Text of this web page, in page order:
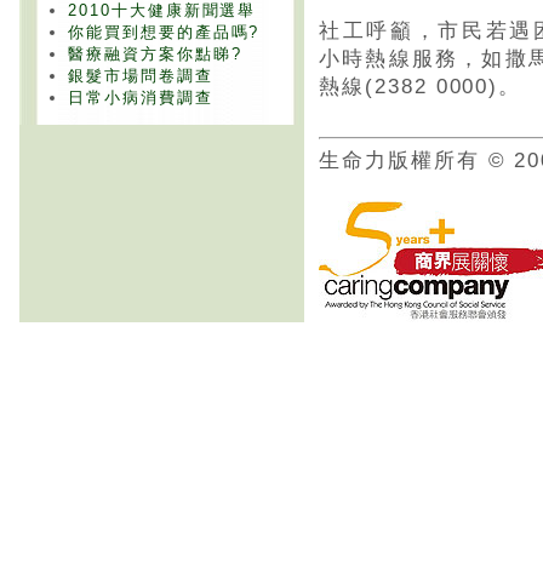
2010十大健康新聞選舉
你能買到想要的產品嗎?
醫療融資方案你點睇?
銀髮市場問卷調查
日常小病消費調查
社工呼籲，市民若遇
小時熱線服務，如撒
熱線(2382 0000)。
生命力版權所有 ©